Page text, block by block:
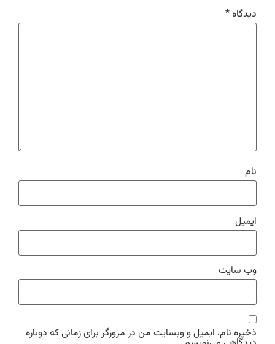
دیدگاه*
نام
ایمیل
وب‌ سایت
ذخیره نام، ایمیل و وبسایت من در مرورگر برای زمانی که دوباره